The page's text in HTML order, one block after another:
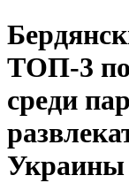
ТОП-3 по
среди
Украины